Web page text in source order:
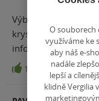
Výborná kniha pro
krystaly. Je
informací.
17
O souborech
využíváme ke
aby náš e-
nadále
lepší a
klidně Vergilia